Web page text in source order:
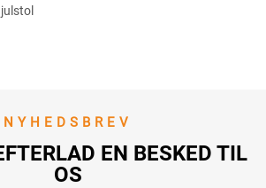
NYHEDSBREV
EN BESKED TIL
OS